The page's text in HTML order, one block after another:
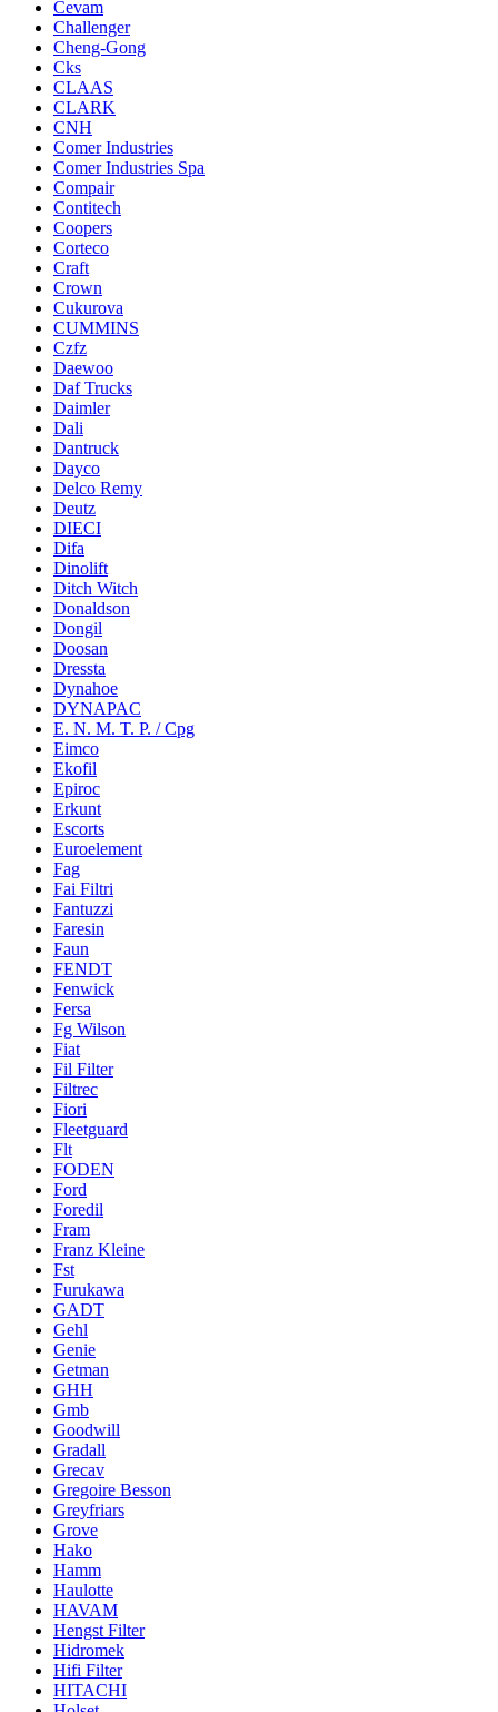
Cevam
Challenger
Cheng-Gong
Cks
CLAAS
CLARK
CNH
Comer Industries
Comer Industries Spa
Compair
Contitech
Coopers
Corteco
Craft
Crown
Cukurova
CUMMINS
Czfz
Daewoo
Daf Trucks
Daimler
Dali
Dantruck
Dayco
Delco Remy
Deutz
DIECI
Difa
Dinolift
Ditch Witch
Donaldson
Dongil
Doosan
Dressta
Dynahoe
DYNAPAC
E. N. M. T. P. / Cpg
Eimco
Ekofil
Epiroc
Erkunt
Escorts
Euroelement
Fag
Fai Filtri
Fantuzzi
Faresin
Faun
FENDT
Fenwick
Fersa
Fg Wilson
Fiat
Fil Filter
Filtrec
Fiori
Fleetguard
Flt
FODEN
Ford
Foredil
Fram
Franz Kleine
Fst
Furukawa
GADT
Gehl
Genie
Getman
GHH
Gmb
Goodwill
Gradall
Grecav
Gregoire Besson
Greyfriars
Grove
Hako
Hamm
Haulotte
HAVAM
Hengst Filter
Hidromek
Hifi Filter
HITACHI